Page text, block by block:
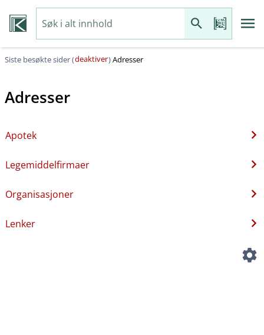
Siste besøkte sider (deaktiver)Adresser
Adresser
Apotek
Legemiddelfirmaer
Organisasjoner
Lenker